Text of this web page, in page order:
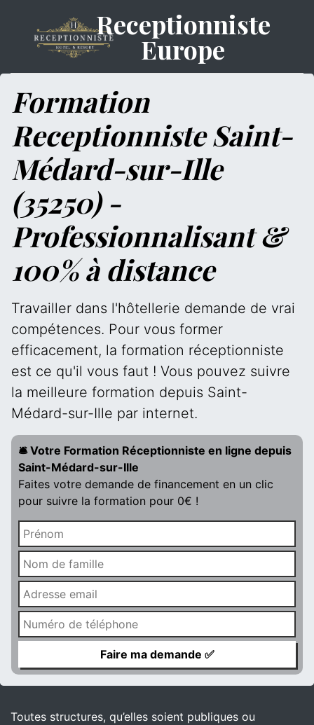
Receptionniste
Europe
Formation
Receptionniste Saint-
Médard-sur-Ille
(35250) -
Professionnalisant &
100% à distance
Travailler dans l'hôtellerie demande de vrai
compétences. Pour vous former
efficacement, la formation réceptionniste
est ce qu'il vous faut ! Vous pouvez suivre
la meilleure formation depuis Saint-
Médard-sur-Ille par internet.
🛎️ Votre Formation Réceptionniste en ligne depuis
Saint-Médard-sur-Ille
Faites votre demande de financement en un clic
pour suivre la formation pour 0€ !
Toutes structures, qu’elles soient publiques ou